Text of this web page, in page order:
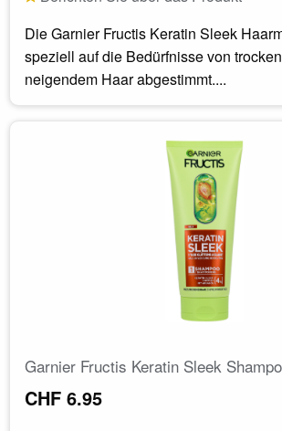
Die Garnier Fructis Keratin Sleek
speziell auf die Bedürfnisse von
neigendem Haar abgestimmt....
Garnier Fructis Keratin Sleek
CHF 6.95